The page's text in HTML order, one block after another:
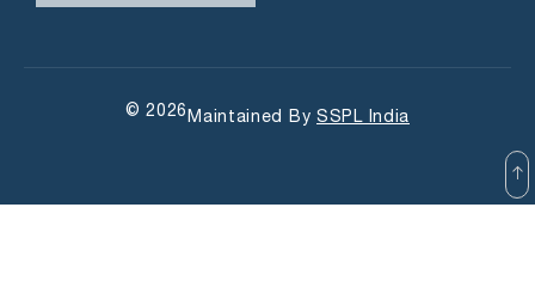
© 2026Maintained By SSPL India